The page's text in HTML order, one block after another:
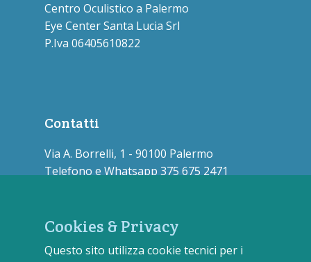
Centro Oculistico a Palermo
Eye Center Santa Lucia Srl
P.Iva 06405610822
Contatti
Via A. Borrelli, 1 - 90100 Palermo
Telefono e Whatsapp 375 675 2471
Cookies & Privacy
Questo sito utilizza cookie tecnici per i